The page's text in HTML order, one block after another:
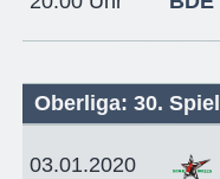
Oberliga: 30.
03.01.2020